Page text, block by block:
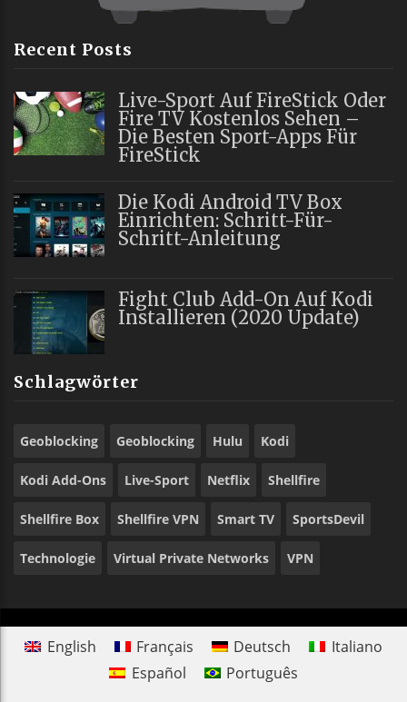
Recent Posts
Live-Sport Auf FireStick Oder
Fire TV Kostenlos Sehen –
Die Besten Sport-Apps Für
FireStick
Die Kodi Android TV Box
Einrichten: Schritt-Für-
Schritt-Anleitung
Fight Club Add-On Auf Kodi
Installieren (2020 Update)
Schlagwörter
Geoblocking Geoblocking Hulu Kodi
Kodi Add-Ons Live-Sport Netflix Shellfire
Shellfire Box Shellfire VPN Smart TV SportsDevil
Technologie Virtual Private Networks VPN
English Français Deutsch
Italiano
Español
Português